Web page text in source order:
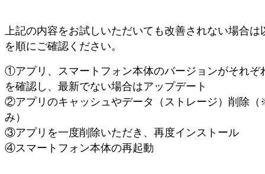
上記の内容をお試しいただいても改善されない場合は
を順にご確認ください。
①アプリ、スマートフォン本体のバージョンがそれぞ
を確認し、最新でない場合はアップデート
②アプリのキャッシュやデータ（ストレージ）削除
み）
③アプリを一度削除いただき、再度インストール
④スマートフォン本体の再起動